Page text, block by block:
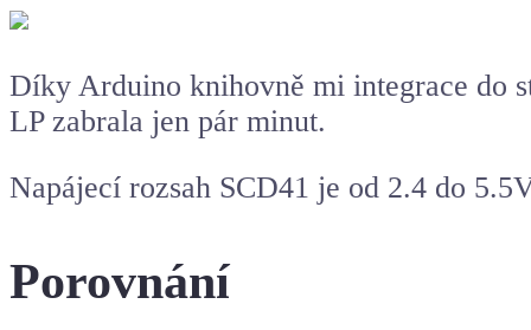
Díky Arduino knihovně mi integrace do
LP zabrala jen pár minut.
Napájecí rozsah SCD41 je od 2.4 do
Porovnání